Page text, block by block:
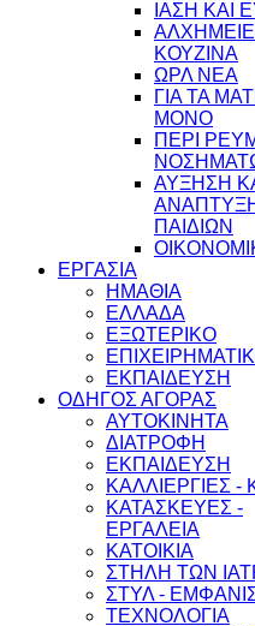
ΙΑΣΗ ΚΑΙ
ΚΟΥΖΙΝΑ
ΩΡΛ ΝEA
ΓΙΑ ΤΑ
ΜΟΝΟ
ΠΕΡΙ
ΑΥΞΗΣΗ
ΠΑΙΔΙΩΝ
ΕΡΓΑΣΙΑ
ΗΜΑΘΙΑ
ΕΛΛΑΔΑ
ΕΞΩΤΕΡΙΚΟ
ΕΚΠΑΙΔΕΥΣΗ
ΟΔΗΓΟΣ ΑΓΟΡΑΣ
ΑΥΤΟΚΙΝΗΤΑ
ΔΙΑΤΡΟΦΗ
ΕΚΠΑΙΔΕΥΣΗ
ΚΑΛΛΙΕΡΓΙΕΣ -
ΚΑΤΑΣΚΕΥΕΣ -
ΕΡΓΑΛΕΙΑ
ΚΑΤΟΙΚΙΑ
ΣΤΗΛΗ ΤΩΝ
ΣΤΥΛ -
ΤΕΧΝΟΛΟΓΙΑ